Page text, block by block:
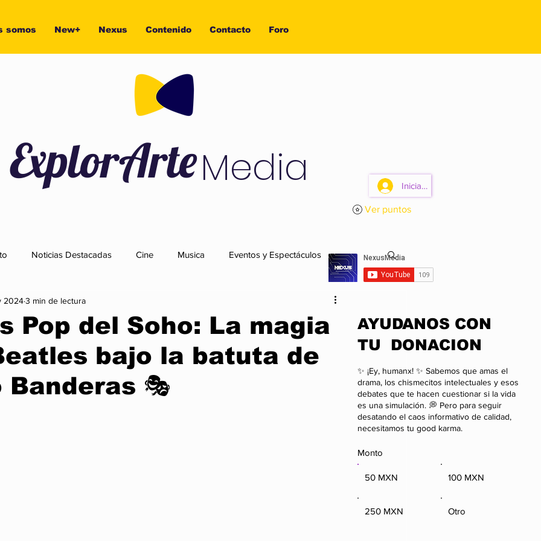
somos New+ Nexus Contenido Contacto Foro
ExplorArteMedia Iniciar sesión
Ver puntos
Noticias Destacadas Cine Musica Eventos y Espectáculos
Vida Sana
Nexus Noticia Internacional Nexus Noticia Nacional Negocios
Historia
Pop del Soho: La magia
bajo la batuta de
🎭
20243 min de lectura
​AYUDANOS CON
TU DONACION
✨ ¡Ey, humanx! ✨ Sabemos que amas el
drama, los chismecitos intelectuales y esos
debates que te hacen cuestionar si la vida
es una simulación. 💭 Pero para seguir
desatando el caos informativo de calidad,
necesitamos tu good karma.
Monto
50 MXN 100 MXN
250 MXN Otro